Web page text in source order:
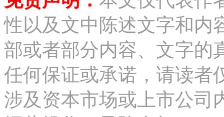
性以及文中陈述文字和内
部或者部分内容、文字的
任何保证或承诺，请读者
涉及资本市场或上市公司